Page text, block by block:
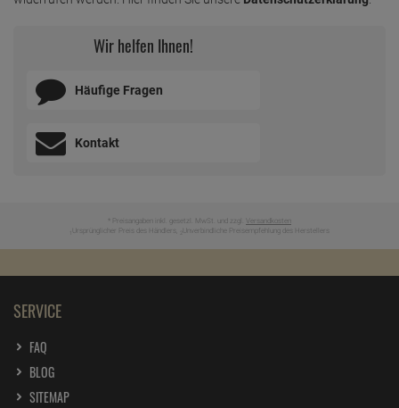
Wir helfen Ihnen!
Häufige Fragen
Kontakt
* Preisangaben inkl. gesetzl. MwSt. und zzgl. Versandkosten
Ursprünglicher Preis des Händlers, Unverbindliche Preisempfehlung des Herstellers
SERVICE
FAQ
BLOG
SITEMAP